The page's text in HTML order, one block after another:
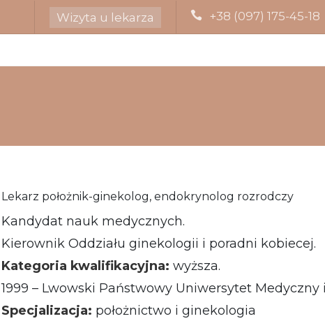
Wizyta u lekarza +38 (097) 175-45-18
Lekarz położnik-ginekolog, endokrynolog rozrodczy
Kandydat nauk medycznych.
Kierownik Oddziału ginekologii i poradni kobiecej.
Kategoria kwalifikacyjna: wyższa.
1999 – Lwowski Państwowy Uniwersytet Medyczny
Specjalizacja: położnictwo i ginekologia